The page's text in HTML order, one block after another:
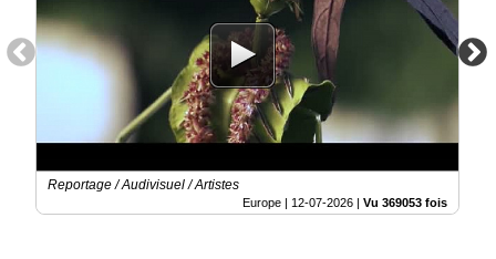
Reportage / Audivisuel / Artistes
Europe | 12-07-2026 | Vu 369053 fois